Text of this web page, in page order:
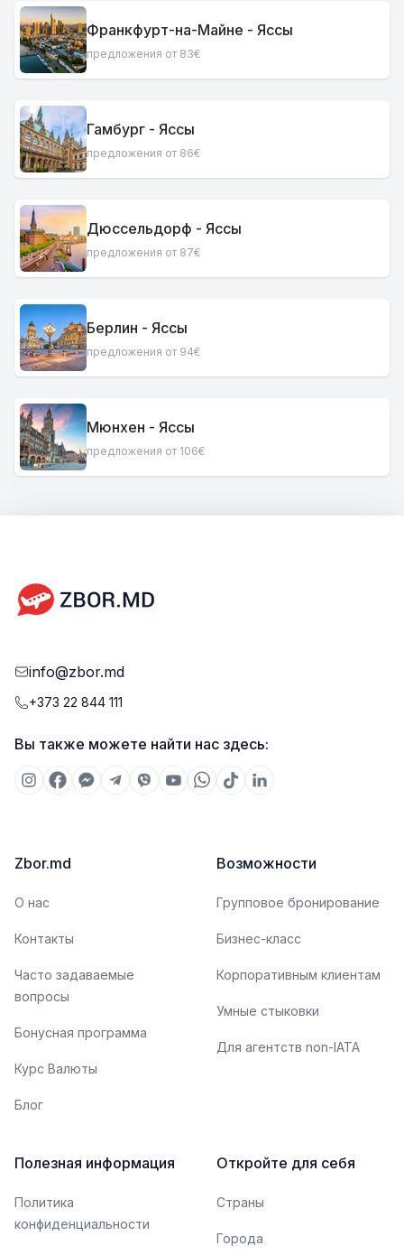
Франкфурт-на-Майне - Яссы
предложения от 83€
Гамбург - Яссы
предложения от 86€
Дюссельдорф - Яссы
предложения от 87€
Берлин - Яссы
предложения от 94€
Мюнхен - Яссы
предложения от 106€
info@zbor.md
+373 22 844 111
Вы также можете найти нас здесь:
Zbor.md
О нас
Контакты
Часто задаваемые
вопросы
Бонусная программа
Курс Валюты
Блог
Возможности
Групповое бронирование
Бизнес-класс
Корпоративным клиентам
Умные стыковки
Для агентств non-IATA
Полезная информация
Политика
конфиденциальности
Откройте для себя
Страны
Города